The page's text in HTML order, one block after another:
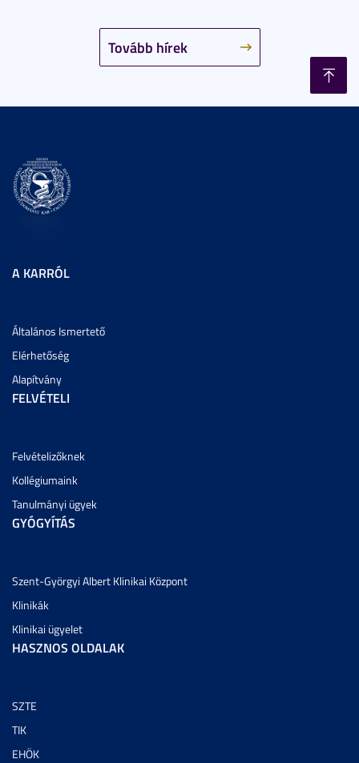
Tovább hírek
A KARRÓL
Általános Ismertető
Elérhetőség
Alapítvány
FELVÉTELI
Felvételizőknek
Kollégiumaink
Tanulmányi ügyek
GYÓGYÍTÁS
Szent-Györgyi Albert Klinikai Központ
Klinikák
Klinikai ügyelet
HASZNOS OLDALAK
SZTE
TIK
EHÖK